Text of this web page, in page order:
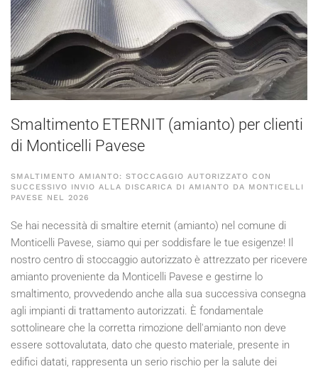
Smaltimento ETERNIT (amianto) per clienti
di Monticelli Pavese
SMALTIMENTO AMIANTO: STOCCAGGIO AUTORIZZATO CON
SUCCESSIVO INVIO ALLA DISCARICA DI AMIANTO DA MONTICELLI
PAVESE NEL 2026
Se hai necessità di smaltire eternit (amianto) nel comune di
Monticelli Pavese, siamo qui per soddisfare le tue esigenze! Il
nostro centro di stoccaggio autorizzato è attrezzato per ricevere
amianto proveniente da Monticelli Pavese e gestirne lo
smaltimento, provvedendo anche alla sua successiva consegna
agli impianti di trattamento autorizzati. È fondamentale
sottolineare che la corretta rimozione dell'amianto non deve
essere sottovalutata, dato che questo materiale, presente in
edifici datati, rappresenta un serio rischio per la salute dei